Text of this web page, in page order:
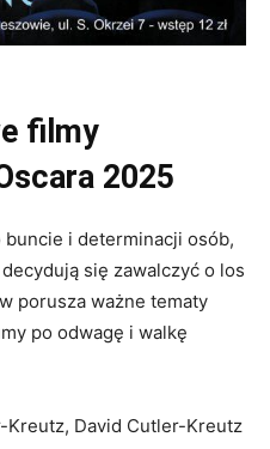
filmy
2025
i determinacji osób,
się zawalczyć o los
porusza ważne tematy
po odwagę i walkę
Kreutz, David Cutler-Kreutz